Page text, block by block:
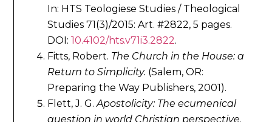
In: HTS Teologiese Studies / Theological
Studies 71(3)/2015: Art. #2822, 5 pages.
DOI:10.4102/hts.v71i3.2822.
Fitts, Robert. The Church in the House: a
Return to Simplicity. (Salem, OR:
Preparing the Way Publishers, 2001).
Flett, J. G.Apostolicity: The ecumenical
question in world Christian perspective.